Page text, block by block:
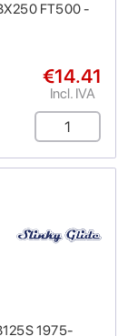
FT500 -
€14.41
Incl. IVA
1975-